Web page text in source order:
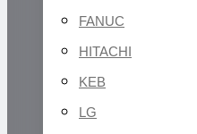
FANUC
HITACHI
KEB
LG